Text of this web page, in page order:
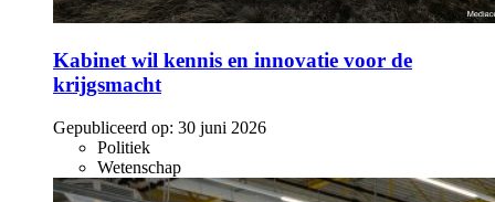
Kabinet wil kennis en innovatie voor de
krijgsmacht
Gepubliceerd op: 30 juni 2026
Politiek
Wetenschap